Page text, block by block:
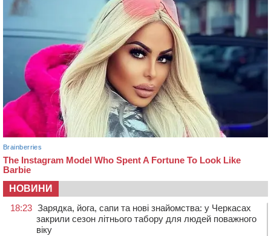
НОВИНИ
18:23 Зарядка, йога, сапи та нові знайомства: у Черкасах
закрили сезон літнього табору для людей поважного
віку